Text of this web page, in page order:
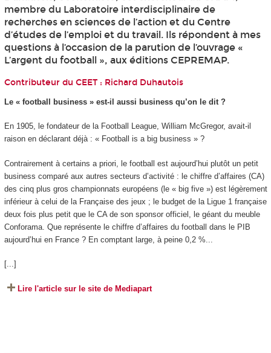
membre du Laboratoire interdisciplinaire de
recherches en sciences de l’action et du Centre
d’études de l’emploi et du travail. Ils répondent à mes
questions à l’occasion de la parution de l’ouvrage «
L’argent du football », aux éditions CEPREMAP.
Contributeur du CEET : Richard Duhautois
Le « football business » est-il aussi business qu’on le dit ?
En 1905, le fondateur de la Football League, William McGregor, avait-il
raison en déclarant déjà : « Football is a big business » ?
Contrairement à certains a priori , le football est aujourd’hui plutôt un petit
business comparé aux autres secteurs d’activité : le chiffre d’affaires (CA)
des cinq plus gros championnats européens (le « big five») est légèrement
inférieur à celui de la Française des jeux ; le budget de la Ligue 1 française
deux fois plus petit que le CA de son sponsor officiel, le géant du meuble
Conforama. Que représente le chiffre d’affaires du football dans le PIB
aujourd’hui en France ? En comptant large, à peine 0,2 %...
[...]
Lire l'article sur le site de Mediapart